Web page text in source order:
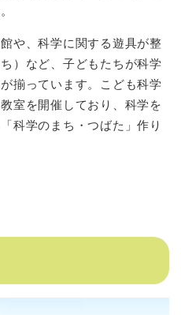
や、科学に関する遊具が整
）など、子どもたちが科学
揃っています。こども科学
室を開催しており、科学を
科学のまち・つばた」作り